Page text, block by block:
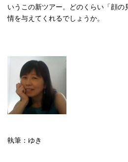
いうこの新ツアー。どのくらい「顔の
情を与えてくれるでしょうか。
執筆：ゆき